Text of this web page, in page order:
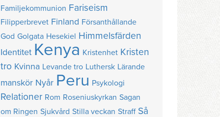
Familjekommunion Fariseism
Filipperbrevet Finland Försanthållande
God Golgata Hesekiel Himmelsfärden
Identitet Kenya Kristenhet Kristen
tro Kvinna Levande tro Luthersk Lärande
manskör Nyår Peru Psykologi
Relationer Rom Roseniuskyrkan Sagan
om Ringen Sjukvård Stilla veckan Straff Så